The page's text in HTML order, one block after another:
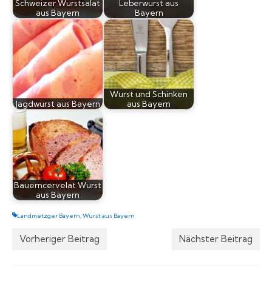
Schweizer Wurstsalat
aus Bayern
Leberwurst aus
Bayern
Jagdwurst aus Bayern
Wurst und Schinken
aus Bayern
Bauerncervelat Wurst
aus Bayern
Landmetzger Bayern,Wurst aus Bayern
Vorheriger Beitrag Nächster Beitrag